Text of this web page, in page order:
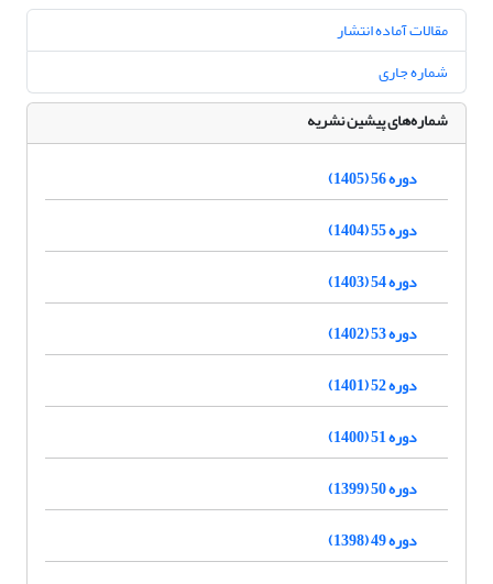
مقالات آماده انتشار
شماره جاری
شماره‌های پیشین نشریه
دوره 56 (1405)
دوره 55 (1404)
دوره 54 (1403)
دوره 53 (1402)
دوره 52 (1401)
دوره 51 (1400)
دوره 50 (1399)
دوره 49 (1398)